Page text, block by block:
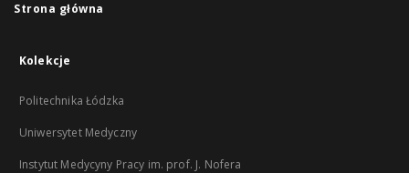
Strona główna
Kolekcje
Politechnika Łódzka
Uniwersytet Medyczny
Instytut Medycyny Pracy im. prof. J. Nofera